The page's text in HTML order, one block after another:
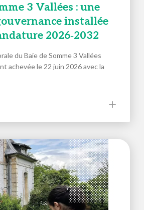
3 Vallées : une
installée
2026‑2032
du Baie de Somme 3 Vallées
achevée le 22 juin 2026 avec la